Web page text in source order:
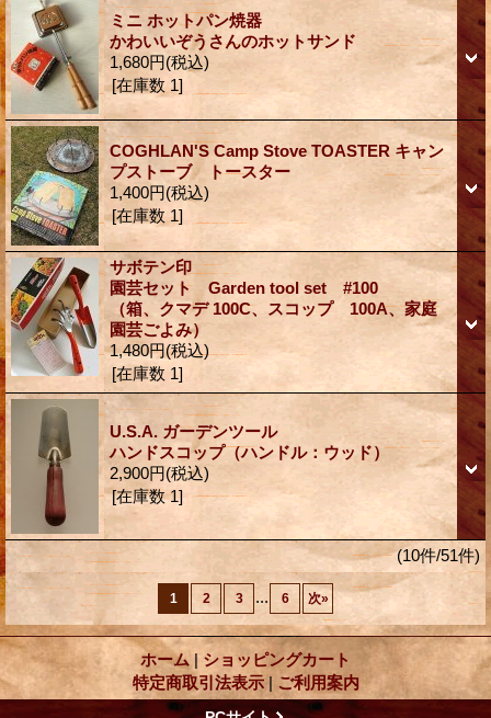
ミニ ホットパン焼器
かわいいぞうさんのホットサンド
1,680円(税込)
[在庫数 1]
COGHLAN'S Camp Stove TOASTER キャン
プストーブ トースター
1,400円(税込)
[在庫数 1]
サボテン印
園芸セット Garden tool set #100
（箱、クマデ 100C、スコップ 100A、家庭
園芸ごよみ）
1,480円(税込)
[在庫数 1]
U.S.A. ガーデンツール
ハンドスコップ（ハンドル：ウッド）
2,900円(税込)
[在庫数 1]
(10件/51件)
1 2 3 ... 6 次»
ホーム | ショッピングカート
特定商取引法表示 | ご利用案内